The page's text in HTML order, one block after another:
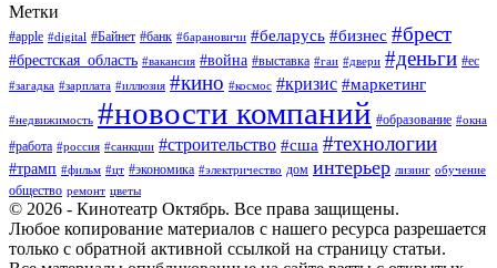
Метки
#apple #digital #Байнет #банк #барановичи #беларусь #бизнес #брест
#брестская_область #вакансия #война #выставка #гаи #двери #деньги #ес
#загадка #зарплата #иллюзия #кино #космос #кризис #маркетинг
#недвижимость #новости компаний #образование #окна
#работа #россия #санкции #строительство #сша #технологии
#трамп #фильм #цт #экономика #электричество дом интерьер лизинг обучение
общество ремонт цветы
© 2026 - Кинотеатр Октябрь. Все права защищены.
Любое копирование материалов с нашего ресурса разрешается
только с обратной активной ссылкой на страницу статьи.